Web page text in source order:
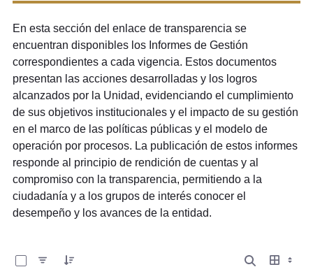
En esta sección del enlace de transparencia se
encuentran disponibles los Informes de Gestión
correspondientes a cada vigencia. Estos documentos
presentan las acciones desarrolladas y los logros
alcanzados por la Unidad, evidenciando el cumplimiento
de sus objetivos institucionales y el impacto de su gestión
en el marco de las políticas públicas y el modelo de
operación por procesos. La publicación de estos informes
responde al principio de rendición de cuentas y al
compromiso con la transparencia, permitiendo a la
ciudadanía y a los grupos de interés conocer el
desempeño y los avances de la entidad.